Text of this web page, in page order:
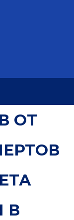
ОТ
В